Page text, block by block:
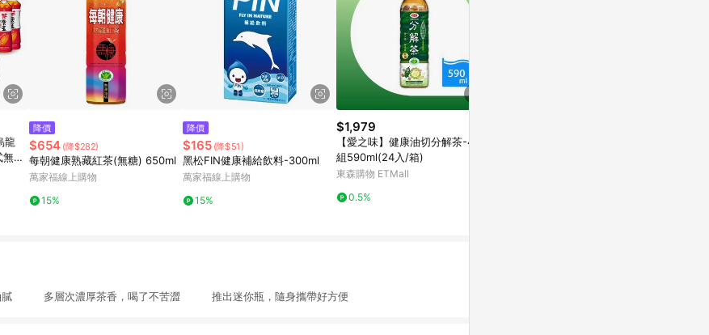
龍
糖
/組
降價
$654 (降$282)
每朝健康熟藏紅茶(無糖) 650ml
萬家福線上購物
15%
降價
$165 (降$51)
黑松FIN健康補給飲料-300ml
萬家福線上購物
15%
$1,979
【愛之味】健康油切分解茶-4箱
組590ml(24入/箱)
東森購物 ETMall
0.5%
油膩 多層次濃厚茶香，喝了不苦澀 推出迷你瓶，隨身攜帶好方便